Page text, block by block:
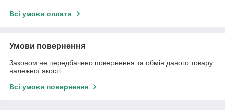
Всі умови оплати
Умови повернення
Законом не передбачено повернення та обмін даного товару
належної якості
Всі умови повернення